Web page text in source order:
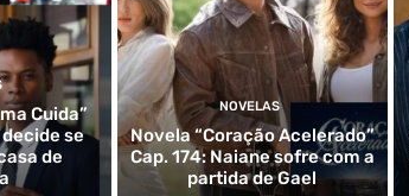
Cuida”
decide se
de
NOVELAS
Novela “Coração Acelerado”
Cap. 174: Naiane sofre com a
partida de Gael